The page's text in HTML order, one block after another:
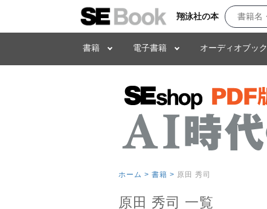
翔泳社の本
書籍 電子書籍 オーディオブック
ホーム > 書籍 > 原田 秀司
原田 秀司 一覧